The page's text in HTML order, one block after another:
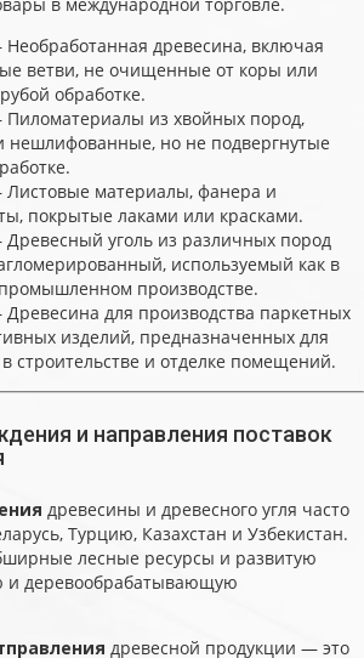
древесина, включая
ветви, не очищенные от коры или
обработке.
из хвойных пород,
нешлифованные, но не подвергнутые
материалы, фанера и
покрытые лаками или красками.
уголь из различных пород
используемый как в
производстве.
для производства паркетных
изделий, предназначенных для
строительстве и отделке помещений.
и направления поставок
древесины и древесного угля часто
Турцию, Казахстан и Узбекистан.
лесные ресурсы и развитую
и деревообрабатывающую
древесной продукции — это